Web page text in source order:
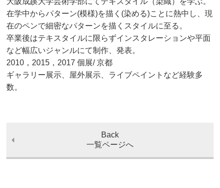
在学中からパターン(模様)を描く(染める)ことに熱中し、現
在のペンで細密なパターンを描くスタイルに至る。
卒業後はテキスタイルに限らずインスタレーションや平面
など幅広いジャンルにて制作、発表。
2010，2015，2017 個展/ 京都
ギャラリー展示、屋外展示、ライブペイントなど経験多
数。
Back
一覧ページへ